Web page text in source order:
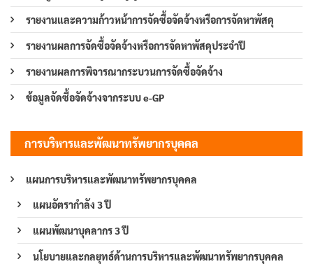
รายงานและความก้าวหน้าการจัดซื้อจัดจ้างหรือการจัดหาพัสดุ
รายงานผลการจัดซื้อจัดจ้างหรือการจัดหาพัสดุประจำปี
รายงานผลการพิจารณากระบวนการจัดซื้อจัดจ้าง
ข้อมูลจัดซื้อจัดจ้างจากระบบ e-GP
การบริหารและพัฒนาทรัพยากรบุคคล
แผนการบริหารและพัฒนาทรัพยากรบุคคล
แผนอัตรากำลัง 3 ปี
แผนพัฒนาบุคลากร 3 ปี
นโยบายและกลยุทธ์ด้านการบริหารและพัฒนาทรัพยากรบุคคล